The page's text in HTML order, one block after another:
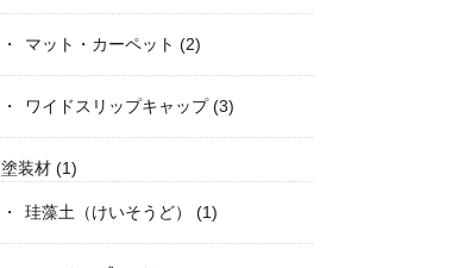
マット・カーペット (2)
ワイドスリップキャップ(3)
塗装材(1)
珪藻土（けいそうど） (1)